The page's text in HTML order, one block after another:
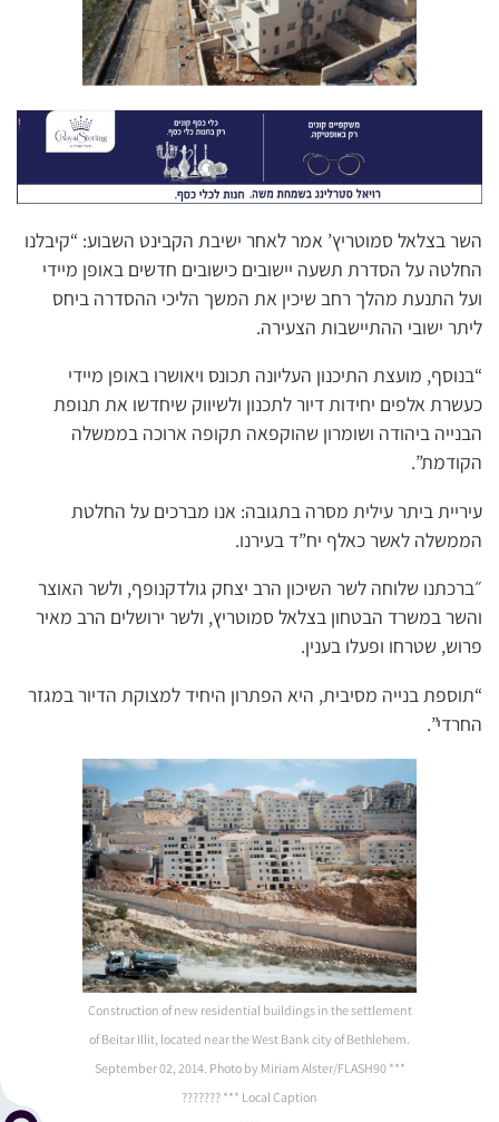
השר בצלאל סמוטריץ’ אמר לאחר ישיבת הקבינט השבוע: “קיבלנו
החלטה על הסדרת תשעה יישובים כישובים חדשים באופן מיידי
ועל התנעת מהלך רחב שיכין את המשך הליכי ההסדרה ביחס
ליתר ישובי ההתיישבות הצעירה.
“בנוסף, מועצת התיכנון העליונה תכונס ויאושרו באופן מיידי
כעשרת אלפים יחידות דיור לתכנון ולשיווק שיחדשו את תנופת
הבנייה ביהודה ושומרון שהוקפאה תקופה ארוכה בממשלה
הקודמת”.
עיריית ביתר עילית מסרה בתגובה: אנו מברכים על החלטת
הממשלה לאשר כאלף יח”ד בעירנו.
״ברכתנו שלוחה לשר השיכון הרב יצחק גולדקנופף, ולשר האוצר
והשר במשרד הבטחון בצלאל סמוטריץ, ולשר ירושלים הרב מאיר
פרוש, שטרחו ופעלו בענין.
“תוספת בנייה מסיבית, היא הפתרון היחיד למצוקת הדיור במגזר
החרדי”.
Construction of new residential buildings in the settlement
of Beitar Illit, located near the West Bank city of Bethlehem.
September 02, 2014. Photo by Miriam Alster/FLASH90 ***
Local Caption *** ???????